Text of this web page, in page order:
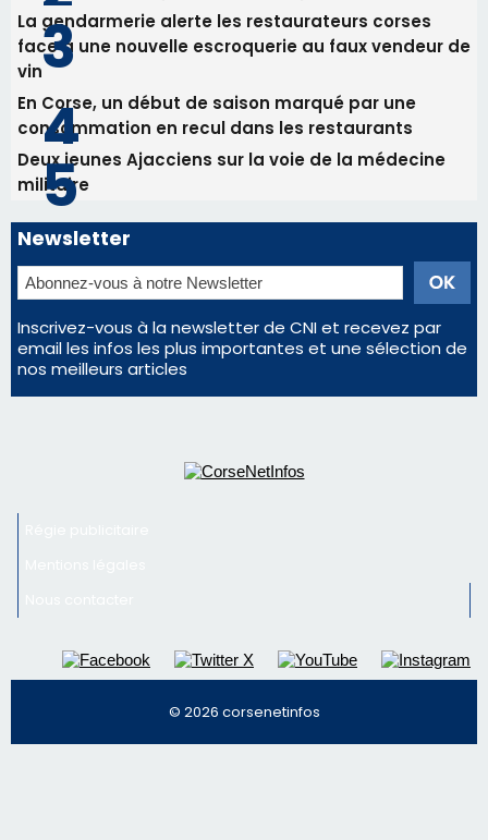
Inscrivez-vous à la newsletter de CNI et recevez par
email les infos les plus importantes et une sélection de
nos meilleurs articles
Régie publicitaire
Nous contacter
© 2026 corsenetinfos